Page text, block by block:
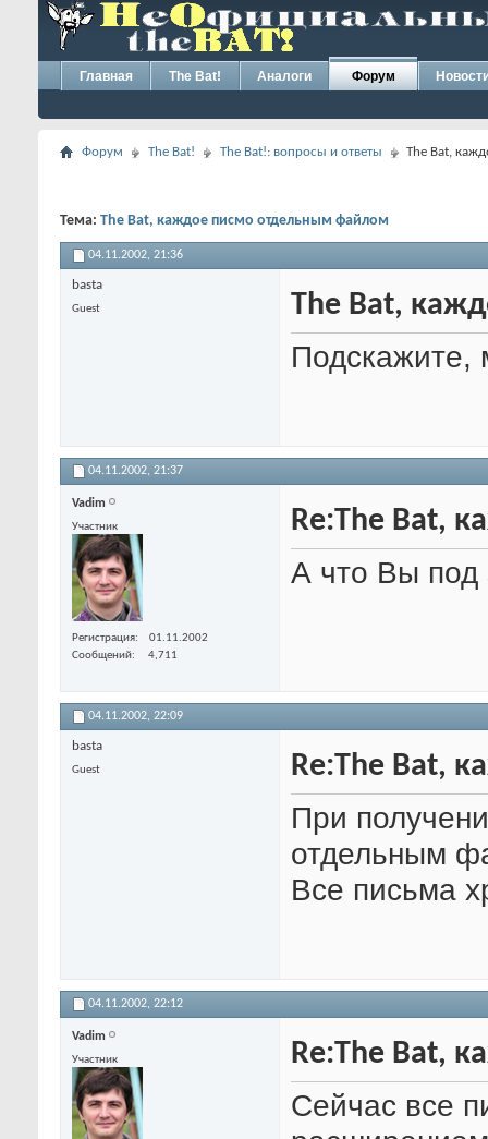
Главная The Bat! Аналоги Форум
Форум The Bat! The Bat!: вопросы и ответы The Bat,
Тема: The Bat, каждое писмо отдельным файлом
04.11.2002, 21:36
basta
Guest The Bat,
Подскажите,
04.11.2002, 21:37
Vadim
Участник
Регистрация
01.11.2002
Сообщений
4,711
Re:The Bat,
А что Вы под
04.11.2002, 22:09
basta
Guest Re:The Bat,
При
отдельным
Все письма
04.11.2002, 22:12
Vadim
Участник Re:The Bat,
Сейчас все